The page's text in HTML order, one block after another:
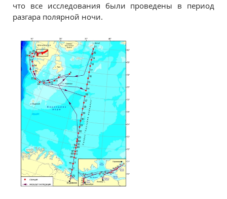
что все исследования были проведены в период
разгара полярной ночи.